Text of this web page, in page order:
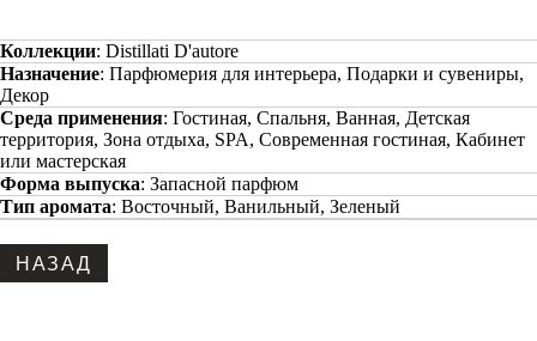
Коллекции: Distillati D'autore
Назначение: Парфюмерия для интерьера, Подарки и сувениры,
Декор
Среда применения: Гостиная, Спальня, Ванная, Детская
территория, Зона отдыха, SPA, Современная гостиная, Кабинет
или мастерская
Форма выпуска: Запасной парфюм
Тип аромата: Восточный, Ванильный, Зеленый